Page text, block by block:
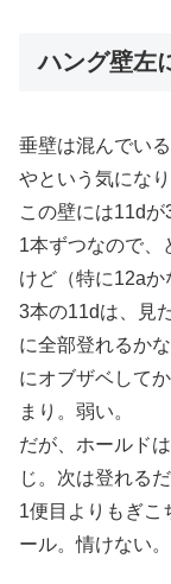
ハング壁左
垂壁は混んでい
やという気にな
この壁には11d
1本ずつなので、
けど（特に12aか
3本の11dは、見
に全部登れるか
にオブザベして
まり。弱い。
だが、ホールド
じ。次は登れる
1便目よりもぎこ
ール。情けない。